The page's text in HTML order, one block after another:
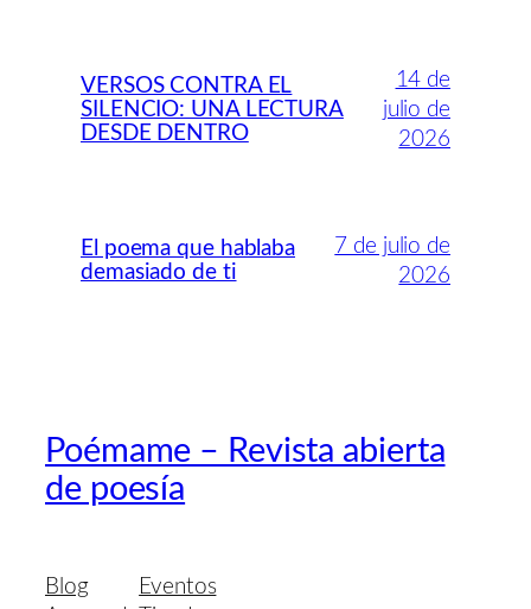
VERSOS CONTRA EL
SILENCIO: UNA LECTURA
DESDE DENTRO
14 de
julio de
2026
El poema que hablaba
demasiado de ti
7 de julio de
2026
Poémame – Revista abierta
de poesía
Blog
Eventos